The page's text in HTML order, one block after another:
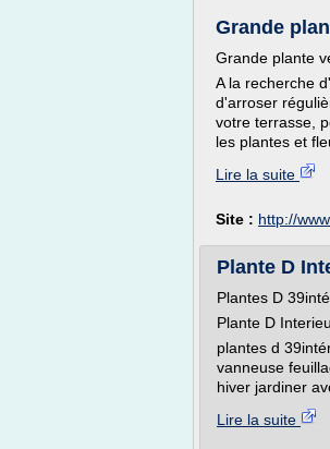
Grande
Grande plante
A la recherche
d'arroser
votre terrasse,
les plantes et
Lire la suite
Site : http://
Plante D
Plantes D
Plante D
plantes d
vanneuse
hiver jardiner
Lire la suite